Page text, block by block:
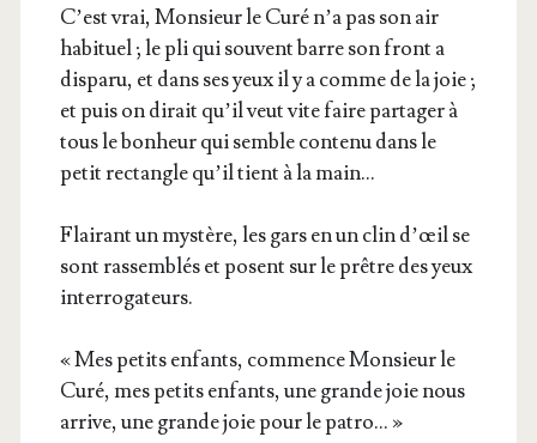
C’est vrai, Mon­sieur le Curé n’a pas son air
habi­tuel ; le pli qui sou­vent barre son front a
dis­pa­ru, et dans ses yeux il y a comme de la joie ;
et puis on dirait qu’il veut vite faire par­ta­ger à
tous le bon­heur qui semble conte­nu dans le
petit rec­tangle qu’il tient à la main…
Flai­rant un mys­tère, les gars en un clin d’œil se
sont ras­sem­blés et posent sur le prêtre des yeux
interrogateurs.
« Mes petits enfants, com­mence Mon­sieur le
Curé, mes petits enfants, une grande joie nous
arrive, une grande joie pour le patro… »